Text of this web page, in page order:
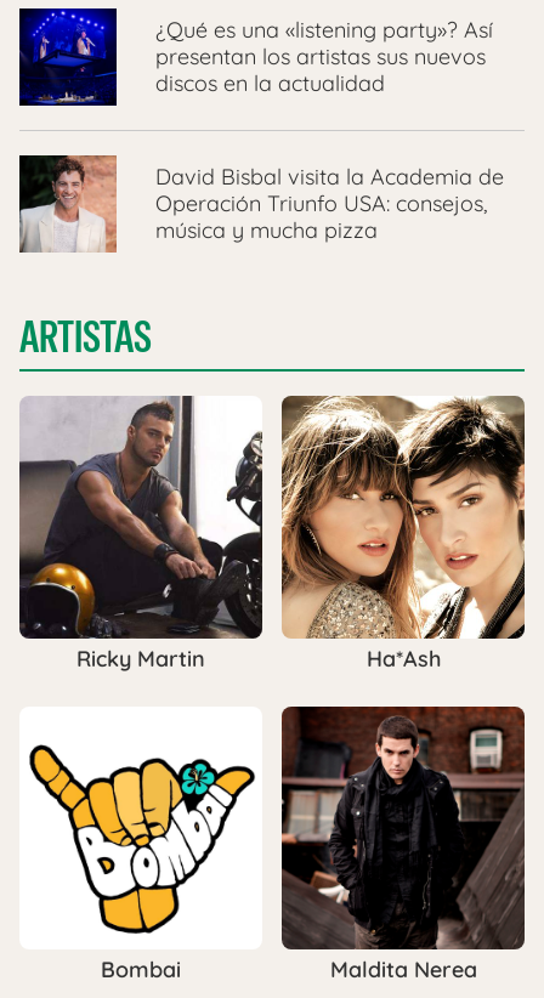
¿Qué es una «listening party»? Así
presentan los artistas sus nuevos
discos en la actualidad
David Bisbal visita la Academia de
Operación Triunfo USA: consejos,
música y mucha pizza
ARTISTAS
Ricky Martin Ha*Ash
Bombai Maldita Nerea